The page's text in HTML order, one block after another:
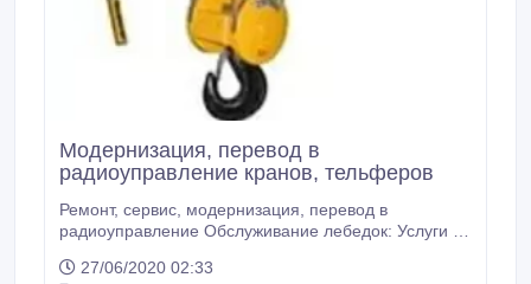
Модернизация, перевод в
радиоуправление кранов, тельферов
Ремонт, сервис, модернизация, перевод в
радиоуправление Обслуживание лебедок: Услуги по
лебедку. Установка частотного преобразователя на
27/06/2020 02:33